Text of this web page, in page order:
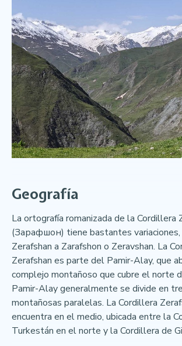
Geografía
La ortografía romanizada de la Cordillera
(Зарафшон) tiene bastantes variaciones,
Zerafshan a Zarafshon o Zeravshan. La
Zerafshan es parte del Pamir-Alay, que
complejo montañoso que cubre el norte
Pamir-Alay generalmente se divide en
montañosas paralelas. La Cordillera
encuentra en el medio, ubicada entre la
Turkestán en el norte y la Cordillera de